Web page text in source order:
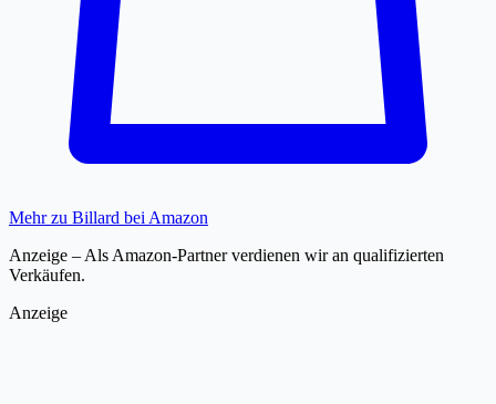
Mehr zu Billard bei Amazon
Anzeige – Als Amazon-Partner verdienen wir an qualifizierten
Verkäufen.
Anzeige